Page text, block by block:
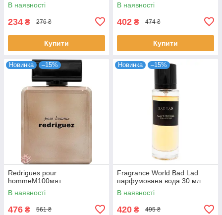
В наявності
234 ₴ 276 ₴
Купити
В наявності
402 ₴ 474 ₴
Купити
Новинка –15%
Redrigues pour
hommeM100мят
В наявності
476 ₴ 561 ₴
Новинка –15%
Fragrance World Bad Lad
парфумована вода 30 мл
В наявності
420 ₴ 495 ₴